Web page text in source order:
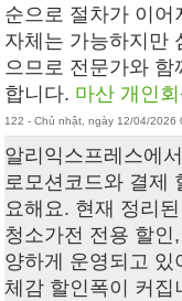
순으로 절차가 이어
자체는 가능하지만
으므로 전문가와
합니다. 마산 개인회
122 - Chủ nhật, ngày 12/04/2026
알리익스프레스에
로모션코드와 결제
요해요. 현재 정리
청소가전 전용 할
양하게 운영되고 있
체감 할인폭이 커